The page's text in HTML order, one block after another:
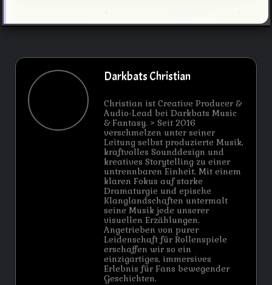
Darkbats Christian
Christian ist Creative Producer &
Audio-Lead bei Darkbats Music
& Fantasy. > Seit 2016
verschmelzen unter seiner
Leitung selbst produzierte Musik,
kraftvolles Sounddesign und
kreatives Storytelling zu einer
untrennbaren Einheit. Mit einem
klaren Fokus auf starke
Dramaturgie und epische
Klanglandschaften untermalt
seine Musik jede unserer
visuellen Erzählungen.
Angetrieben von purer
Leidenschaft für Rollenspiele
erschaffen wir so ein
einzigartiges, immersives
Erlebnis für Fans bewegender
Geschichten.